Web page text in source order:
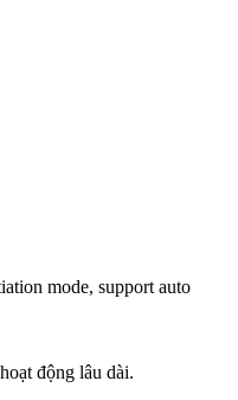
mode, support auto
động lâu dài.